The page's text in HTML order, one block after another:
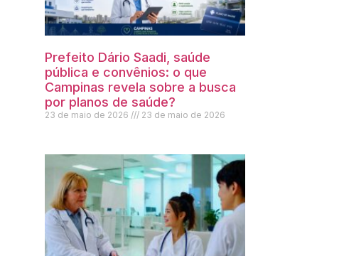
Prefeito Dário Saadi, saúde
pública e convênios: o que
Campinas revela sobre a busca
por planos de saúde?
23 de maio de 2026 23 de maio de 2026